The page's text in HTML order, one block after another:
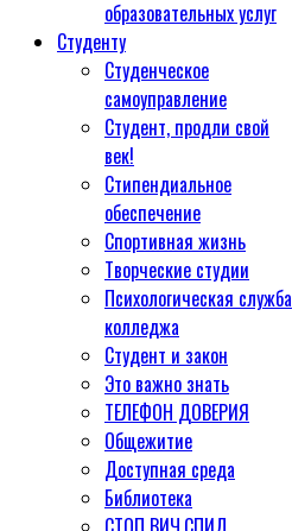
образовательных услуг
Студенту
Студенческое
самоуправление
Студент, продли свой
век!
Стипендиальное
обеспечение
Спортивная жизнь
Творческие студии
Психологическая служба
колледжа
Студент и закон
Это важно знать
ТЕЛЕФОН ДОВЕРИЯ
Общежитие
Доступная среда
Библиотека